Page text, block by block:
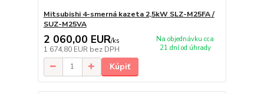
Mitsubishi 4-smerná kazeta 2,5kW SLZ-M25FA /
SUZ-M25VA
2 060,00 EUR/ks
1 674,80 EUR bez DPH
Na objednávku cca
21 dní od úhrady
Kúpiť